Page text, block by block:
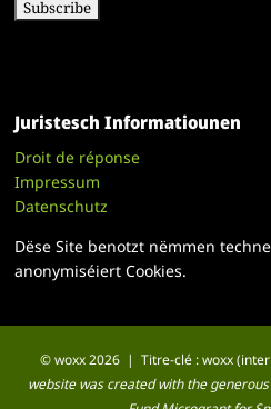
Juristesch Informatiounen
Droit de réponse
Impressum
Datenschutz
Dëse Site benotzt nëmmen
anonymiséiert Cookies.
© woxx 2026 | Titre-clé : woxx
website was created with the